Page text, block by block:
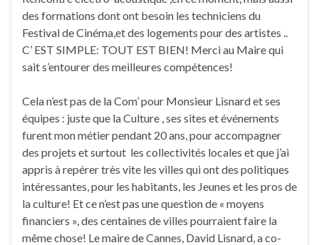
des formations dont ont besoin les techniciens du
Festival de Cinéma,et des logements pour des artistes ..
C’ EST SIMPLE: TOUT EST BIEN! Merci au Maire qui
sait s’entourer des meilleures compétences!
Cela n’est pas de la Com’ pour Monsieur Lisnard et ses
équipes : juste que la Culture , ses sites et événements
furent mon métier pendant 20 ans, pour accompagner
des projets et surtout les collectivités locales et que j’ai
appris à repérer très vite les villes qui ont des politiques
intéressantes, pour les habitants, les Jeunes et les pros de
la culture! Et ce n’est pas une question de « moyens
financiers », des centaines de villes pourraient faire la
même chose! Le maire de Cannes, David Lisnard, a co-